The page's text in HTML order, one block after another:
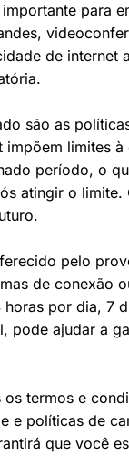
para
de internet
são as
limites
período, o
atingir o
pelo
de conexão
por dia, 7
pode ajudar a
os termos e
e políticas de
que você